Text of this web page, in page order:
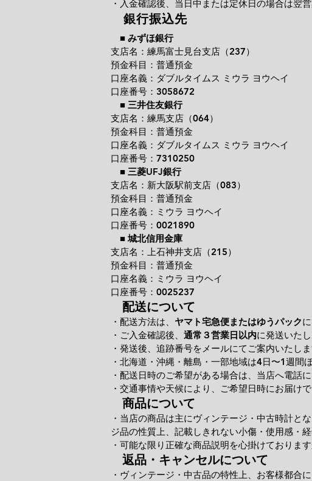
・入金確認後、当日中または定休日の場合は翌
銀行振込先
■ みずほ銀行
支店名：練馬富士見台支店（237）
預金科目：普通預金
口座名義：ダブルタイムス ミウラ ヨウヘイ
口座番号：3058672
■ 三井住友銀行
支店名：練馬支店（064）
預金科目：普通預金
口座名義：ダブルタイムス ミウラ ヨウヘイ
口座番号：7310250
■ 三菱UFJ銀行
支店名：新大阪駅前支店（083）
預金科目：普通預金
口座名義：ミウラ ヨウヘイ
口座番号：0021890
■ 城北信用金庫
支店名：上石神井支店（215）
預金科目：普通預金
口座名義：ミウラ ヨウヘイ
口座番号：0025237
配送について
・配送方法は、 ヤマト宅急便またはゆうパック
・ご入金確認後、 通常３営業日以内に発送いたし
・発送後、追跡番号をメールにてご案内いたしま
・北海道・沖縄・離島・一部地域は4日〜1週間
・配送日時のご希望がある場合は、当店へ電話
・交通事情や天候により、ご希望日時にお届け
商品について
・当店の商品は主にヴィンテージ・中古時計と
ジ品の性質上、記載しきれない小傷・使用感・
・可能な限り正確な商品説明を心掛けておりま
返品・キャンセルについて
・ヴィンテージ・中古品の特性上、お客様都合